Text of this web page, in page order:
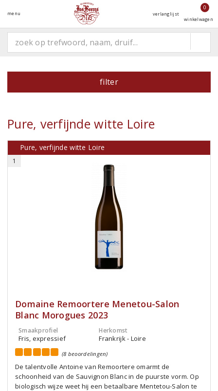
menu verlanglijst
0
winkelwagen
filter
Pure, verfijnde witte Loire
Pure, verfijnde witte Loire
1
Domaine Remoortere Menetou-Salon
Blanc Morogues 2023
Smaakprofiel
Fris, expressief
Herkomst
Frankrijk - Loire
(8 beoordelingen)
De talentvolle Antoine van Remoortere omarmt de
schoonheid van de Sauvignon Blanc in de puurste vorm. Op
biologisch wijze weet hij een betaalbare Mentetou-Salon te